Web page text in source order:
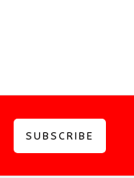
SUBSCRIBE